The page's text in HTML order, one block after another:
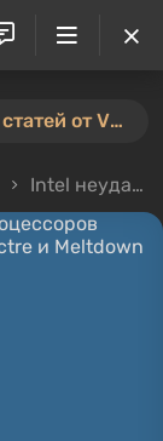
⚡️ Новый конкурс пользовательских статей от VGTimes — участвуйте тут ⚡️
Intel неудачно обновила прошивку процессоров Broadwell и Haswell от уязвимостей Spectre и Meltdown